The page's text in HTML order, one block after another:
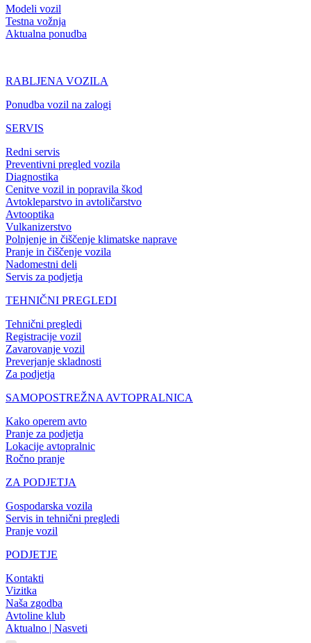
Modeli vozil
Testna vožnja
Aktualna ponudba
RABLJENA VOZILA
Ponudba vozil na zalogi
SERVIS
Redni servis
Preventivni pregled vozila
Diagnostika
Cenitve vozil in popravila škod
Avtokleparstvo in avtoličarstvo
Avtooptika
Vulkanizerstvo
Polnjenje in čiščenje klimatske naprave
Pranje in čiščenje vozila
Nadomestni deli
Servis za podjetja
TEHNIČNI PREGLEDI
Tehnični pregledi
Registracije vozil
Zavarovanje vozil
Preverjanje skladnosti
Za podjetja
SAMOPOSTREŽNA AVTOPRALNICA
Kako operem avto
Pranje za podjetja
Lokacije avtopralnic
Ročno pranje
ZA PODJETJA
Gospodarska vozila
Servis in tehnični pregledi
Pranje vozil
PODJETJE
Kontakti
Vizitka
Naša zgodba
Avtoline klub
Aktualno | Nasveti